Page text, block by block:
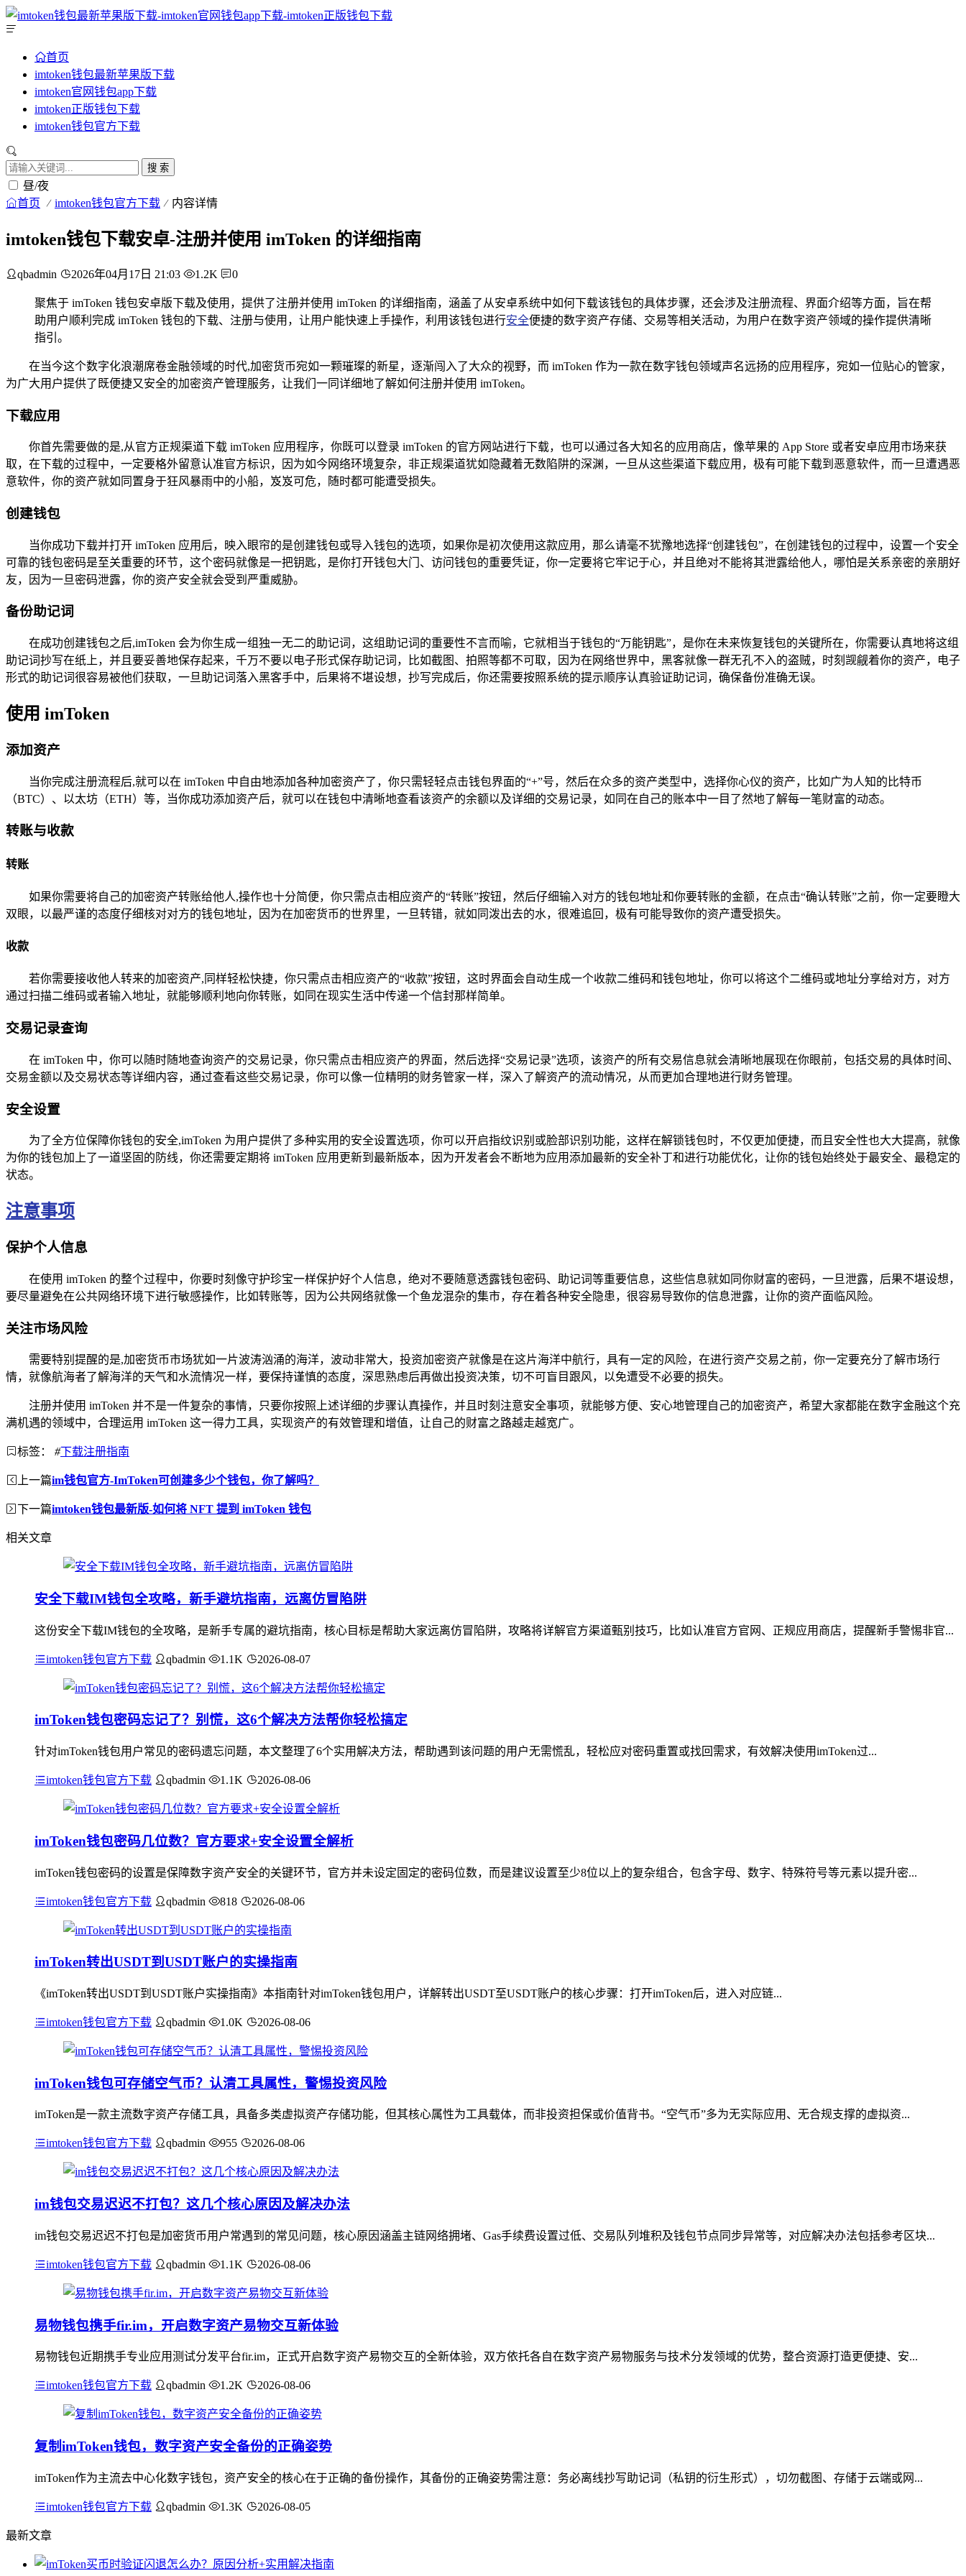
首页
imtoken钱包最新苹果版下载
imtoken官网钱包app下载
imtoken正版钱包下载
imtoken钱包官方下载
搜 索
昼/夜
首页 imtoken钱包官方下载 内容详情
imtoken钱包下载安卓-注册并使用 imToken 的详细指南
qbadmin 2026年04月17日 21:03 1.2K 0
聚焦于 imToken 钱包安卓版下载及使用，提供了注册并使用 imToken 的详细指南，涵盖了从安卓系统中如何下载该钱包的具体步骤，还会涉及注册流程、界面介绍等方面，旨在帮
助用户顺利完成 imToken 钱包的下载、注册与使用，让用户能快速上手操作，利用该钱包进行安全便捷的数字资产存储、交易等相关活动，为用户在数字资产领域的操作提供清晰
指引。
在当今这个数字化浪潮席卷金融领域的时代,加密货币宛如一颗璀璨的新星，逐渐闯入了大众的视野，而 imToken 作为一款在数字钱包领域声名远扬的应用程序，宛如一位贴心的管家，
为广大用户提供了既便捷又安全的加密资产管理服务，让我们一同详细地了解如何注册并使用 imToken。
下载应用
你首先需要做的是,从官方正规渠道下载 imToken 应用程序，你既可以登录 imToken 的官方网站进行下载，也可以通过各大知名的应用商店，像苹果的 App Store 或者安卓应用市场来获
取，在下载的过程中，一定要格外留意认准官方标识，因为如今网络环境复杂，非正规渠道犹如隐藏着无数陷阱的深渊，一旦从这些渠道下载应用，极有可能下载到恶意软件，而一旦遭遇恶
意软件，你的资产就如同置身于狂风暴雨中的小船，岌岌可危，随时都可能遭受损失。
创建钱包
当你成功下载并打开 imToken 应用后，映入眼帘的是创建钱包或导入钱包的选项，如果你是初次使用这款应用，那么请毫不犹豫地选择“创建钱包”，在创建钱包的过程中，设置一个安全
可靠的钱包密码是至关重要的环节，这个密码就像是一把钥匙，是你打开钱包大门、访问钱包的重要凭证，你一定要将它牢记于心，并且绝对不能将其泄露给他人，哪怕是关系亲密的亲朋好
友，因为一旦密码泄露，你的资产安全就会受到严重威胁。
备份助记词
在成功创建钱包之后,imToken 会为你生成一组独一无二的助记词，这组助记词的重要性不言而喻，它就相当于钱包的“万能钥匙”，是你在未来恢复钱包的关键所在，你需要认真地将这组
助记词抄写在纸上，并且要妥善地保存起来，千万不要以电子形式保存助记词，比如截图、拍照等都不可取，因为在网络世界中，黑客就像一群无孔不入的盗贼，时刻觊觎着你的资产，电子
形式的助记词很容易被他们获取，一旦助记词落入黑客手中，后果将不堪设想，抄写完成后，你还需要按照系统的提示顺序认真验证助记词，确保备份准确无误。
使用 imToken
添加资产
当你完成注册流程后,就可以在 imToken 中自由地添加各种加密资产了，你只需轻轻点击钱包界面的“+”号，然后在众多的资产类型中，选择你心仪的资产，比如广为人知的比特币
（BTC）、以太坊（ETH）等，当你成功添加资产后，就可以在钱包中清晰地查看该资产的余额以及详细的交易记录，如同在自己的账本中一目了然地了解每一笔财富的动态。
转账与收款
转账
如果你需要将自己的加密资产转账给他人,操作也十分简便，你只需点击相应资产的“转账”按钮，然后仔细输入对方的钱包地址和你要转账的金额，在点击“确认转账”之前，你一定要瞪大
双眼，以最严谨的态度仔细核对对方的钱包地址，因为在加密货币的世界里，一旦转错，就如同泼出去的水，很难追回，极有可能导致你的资产遭受损失。
收款
若你需要接收他人转来的加密资产,同样轻松快捷，你只需点击相应资产的“收款”按钮，这时界面会自动生成一个收款二维码和钱包地址，你可以将这个二维码或地址分享给对方，对方
通过扫描二维码或者输入地址，就能够顺利地向你转账，如同在现实生活中传递一个信封那样简单。
交易记录查询
在 imToken 中，你可以随时随地查询资产的交易记录，你只需点击相应资产的界面，然后选择“交易记录”选项，该资产的所有交易信息就会清晰地展现在你眼前，包括交易的具体时间、
交易金额以及交易状态等详细内容，通过查看这些交易记录，你可以像一位精明的财务管家一样，深入了解资产的流动情况，从而更加合理地进行财务管理。
安全设置
为了全方位保障你钱包的安全,imToken 为用户提供了多种实用的安全设置选项，你可以开启指纹识别或脸部识别功能，这样在解锁钱包时，不仅更加便捷，而且安全性也大大提高，就像
为你的钱包加上了一道坚固的防线，你还需要定期将 imToken 应用更新到最新版本，因为开发者会不断地为应用添加最新的安全补丁和进行功能优化，让你的钱包始终处于最安全、最稳定的
状态。
注意事项
保护个人信息
在使用 imToken 的整个过程中，你要时刻像守护珍宝一样保护好个人信息，绝对不要随意透露钱包密码、助记词等重要信息，这些信息就如同你财富的密码，一旦泄露，后果不堪设想，
要尽量避免在公共网络环境下进行敏感操作，比如转账等，因为公共网络就像一个鱼龙混杂的集市，存在着各种安全隐患，很容易导致你的信息泄露，让你的资产面临风险。
关注市场风险
需要特别提醒的是,加密货币市场犹如一片波涛汹涌的海洋，波动非常大，投资加密资产就像是在这片海洋中航行，具有一定的风险，在进行资产交易之前，你一定要充分了解市场行
情，就像航海者了解海洋的天气和水流情况一样，要保持谨慎的态度，深思熟虑后再做出投资决策，切不可盲目跟风，以免遭受不必要的损失。
注册并使用 imToken 并不是一件复杂的事情，只要你按照上述详细的步骤认真操作，并且时刻注意安全事项，就能够方便、安心地管理自己的加密资产，希望大家都能在数字金融这个充
满机遇的领域中，合理运用 imToken 这一得力工具，实现资产的有效管理和增值，让自己的财富之路越走越宽广。
标签： #下载注册指南
上一篇im钱包官方-ImToken可创建多少个钱包，你了解吗？
下一篇imtoken钱包最新版-如何将 NFT 提到 imToken 钱包
相关文章
安全下载IM钱包全攻略，新手避坑指南，远离仿冒陷阱
这份安全下载IM钱包的全攻略，是新手专属的避坑指南，核心目标是帮助大家远离仿冒陷阱，攻略将详解官方渠道甄别技巧，比如认准官方官网、正规应用商店，提醒新手警惕非官...
imtoken钱包官方下载 qbadmin 1.1K 2026-08-07
imToken钱包密码忘记了？别慌，这6个解决方法帮你轻松搞定
针对imToken钱包用户常见的密码遗忘问题，本文整理了6个实用解决方法，帮助遇到该问题的用户无需慌乱，轻松应对密码重置或找回需求，有效解决使用imToken过...
imtoken钱包官方下载 qbadmin 1.1K 2026-08-06
imToken钱包密码几位数？官方要求+安全设置全解析
imToken钱包密码的设置是保障数字资产安全的关键环节，官方并未设定固定的密码位数，而是建议设置至少8位以上的复杂组合，包含字母、数字、特殊符号等元素以提升密...
imtoken钱包官方下载 qbadmin 818 2026-08-06
imToken转出USDT到USDT账户的实操指南
《imToken转出USDT到USDT账户实操指南》本指南针对imToken钱包用户，详解转出USDT至USDT账户的核心步骤：打开imToken后，进入对应链...
imtoken钱包官方下载 qbadmin 1.0K 2026-08-06
imToken钱包可存储空气币？认清工具属性，警惕投资风险
imToken是一款主流数字资产存储工具，具备多类虚拟资产存储功能，但其核心属性为工具载体，而非投资担保或价值背书。“空气币”多为无实际应用、无合规支撑的虚拟资...
imtoken钱包官方下载 qbadmin 955 2026-08-06
im钱包交易迟迟不打包？这几个核心原因及解决办法
im钱包交易迟迟不打包是加密货币用户常遇到的常见问题，核心原因涵盖主链网络拥堵、Gas手续费设置过低、交易队列堆积及钱包节点同步异常等，对应解决办法包括参考区块...
imtoken钱包官方下载 qbadmin 1.1K 2026-08-06
易物钱包携手fir.im，开启数字资产易物交互新体验
易物钱包近期携手专业应用测试分发平台fir.im，正式开启数字资产易物交互的全新体验，双方依托各自在数字资产易物服务与技术分发领域的优势，整合资源打造更便捷、安...
imtoken钱包官方下载 qbadmin 1.2K 2026-08-06
复制imToken钱包，数字资产安全备份的正确姿势
imToken作为主流去中心化数字钱包，资产安全的核心在于正确的备份操作，其备份的正确姿势需注意：务必离线抄写助记词（私钥的衍生形式），切勿截图、存储于云端或网...
imtoken钱包官方下载 qbadmin 1.3K 2026-08-05
最新文章